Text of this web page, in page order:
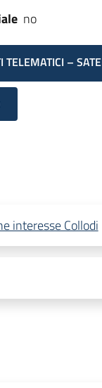
no
TELEMATICI –
interesse Collodi